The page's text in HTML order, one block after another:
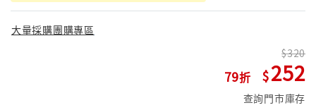
大量採購團購專區
79
320
252
查詢門市庫存